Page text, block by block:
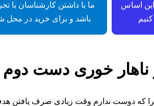
اساس
ما با داشتن کارشناسان با
باشد و برای خرید در محل
ناهار خوری دست
زیرا که دوست ندارم وقت زیادی صرف یافتن